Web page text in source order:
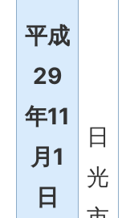
平成
29
年11
月1
日
日
光